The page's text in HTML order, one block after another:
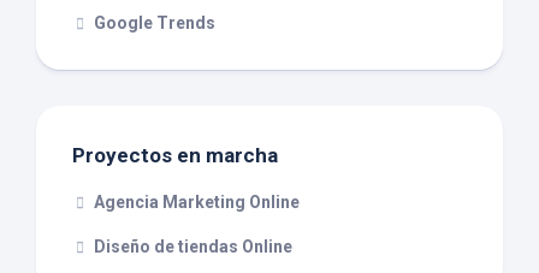
Google Trends
Proyectos en marcha
Agencia Marketing Online
Diseño de tiendas Online